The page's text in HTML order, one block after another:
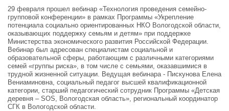
29 февраля прошел вебинар «Технология проведения семейно-
групповой конференции» в рамках Программы «Укрепление
потенциала социально ориентированных НКО Вологодской области,
оказывающих поддержку семьям и детям» при поддержке
Министерства экономического развития Российской Федерации.
Вебинар был адресован специалистам социальной и
образовательной сферы, работающим с различными категориями
семей «группы риска», в том числе с семьями, оказавшимися в
трудной жизненной ситуации. Ведущая вебинара - Пискунова Елена
Вениаминовна, социальный педагог высшей квалификационной
категории, старший педагогический сотрудник Программы «Детская
деревня – SOS, Вологодская область», региональный координатор
СГК в Вологодской области.